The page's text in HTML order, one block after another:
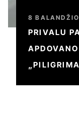
8
PRIVALU